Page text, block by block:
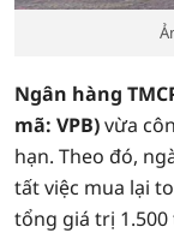
Ngân hàng
mã: VPB)vừa
hạn. Theo đó,
tất việc mua lại
tổng giá trị 1.500